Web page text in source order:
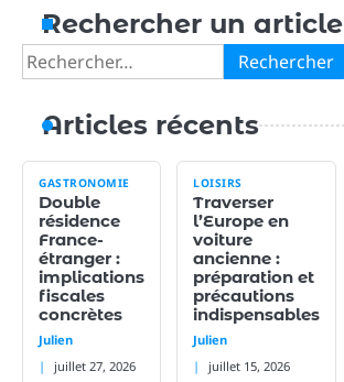
Rechercher un article
Rechercher :
Articles récents
GASTRONOMIE
Double
résidence
France-
étranger :
implications
fiscales
concrètes
Julien
juillet 27, 2026
LOISIRS
Traverser
l’Europe en
voiture
ancienne :
préparation et
précautions
indispensables
Julien
juillet 15, 2026